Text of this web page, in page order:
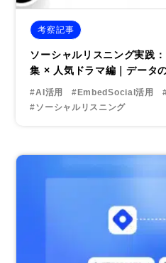
考察記事
ソーシャルリスニング実践
集 × 人気ドラマ編｜データ
#AI活用 #EmbedSocial活用
#ソーシャルリスニング